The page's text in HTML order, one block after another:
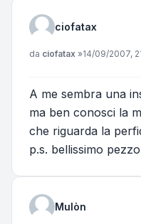
ciofatax
Messaggio
da ciofatax »14/09/2007,
A me sembra una
ma ben conosci la
che riguarda la
p.s. bellissimo
Mulòn